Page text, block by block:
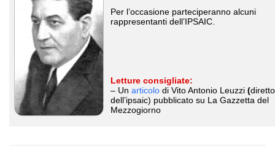
Per l’occasione parteciperanno alcuni
rappresentanti dell’IPSAIC.
Letture consigliate:
– Un articolo di Vito Antonio Leuzzi (
dell’ipsaic) pubblicato su La Gazzetta del
Mezzogiorno